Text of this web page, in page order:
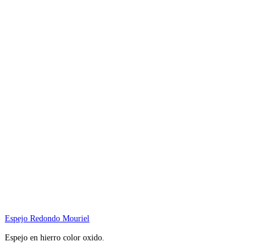
Espejo Redondo Mouriel
Espejo en hierro color oxido.